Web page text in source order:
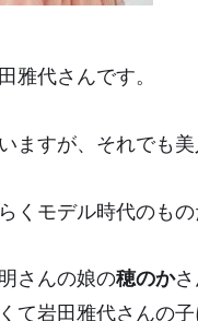
雅代さんです。
ますが、それでも美
くモデル時代のも
さんの娘の穂のか
て岩田雅代さんの子